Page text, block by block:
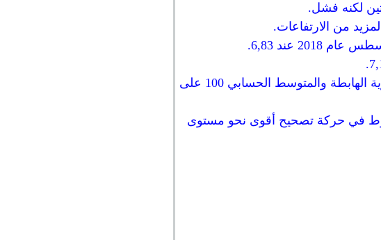
لكنه فشل.
من الارتفاعات.
عند 6,83.
على الجانب الهابط، لدينا مستوى الدعم المتمثل في الحد السفلي للقناة السعرية الهابطة والمتوسط الحسابي 100 على
الدعم 6,59 سيكون الشرط للهبوط في حركة تصحيح أقوى نحو مستوى